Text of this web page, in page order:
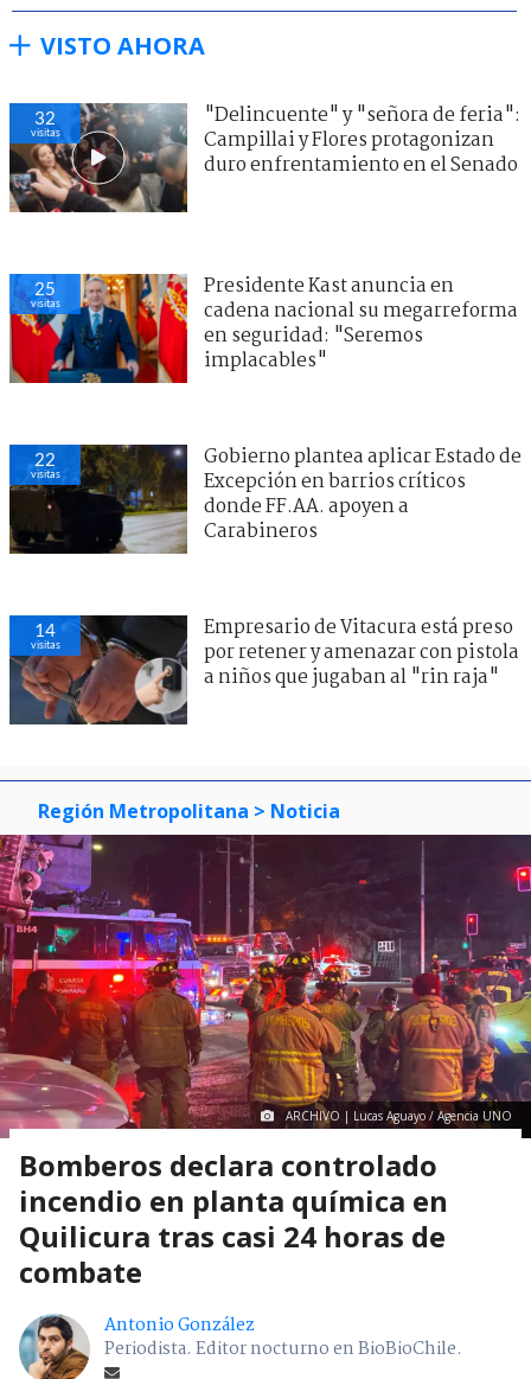
VISTO AHORA
32
visitas
"Delincuente" y "señora de feria":
Campillai y Flores protagonizan
duro enfrentamiento en el Senado
25
visitas
Presidente Kast anuncia en
cadena nacional su megarreforma
en seguridad: "Seremos
implacables"
22
visitas
Gobierno plantea aplicar Estado de
Excepción en barrios críticos
donde FF.AA. apoyen a
Carabineros
14
visitas
Empresario de Vitacura está preso
por retener y amenazar con pistola
a niños que jugaban al "rin raja"
1
visitas
1
visitas
Región Metropolitana > Noticia